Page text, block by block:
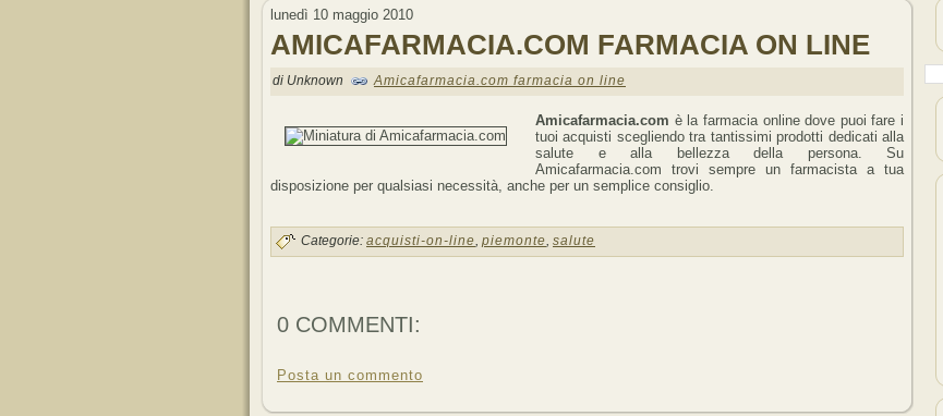
lunedì 10 maggio 2010
AMICAFARMACIA.COM FARMACIA ON LINE
di Unknown Amicafarmacia.com farmacia on line
Amicafarmacia.com è la farmacia online dove puoi fare i
tuoi acquisti scegliendo tra tantissimi prodotti dedicati alla
salute e alla bellezza della persona. Su
Amicafarmacia.com trovi sempre un farmacista a tua
disposizione per qualsiasi necessità, anche per un semplice consiglio.
Categorie: acquisti-on-line, piemonte, salute
0 COMMENTI:
Posta un commento